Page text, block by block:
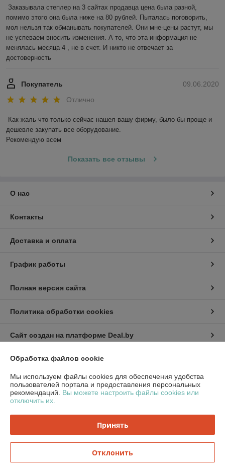
Заказывала степлер на 3 сайтах продавца цена была разной,
помимо этого она была ниже на 80 рублей. Пыталась поговорить,
мол нельзя так обманывать покупателей. Они мне-цены растут, мы
не успеваем вносить изменения. А то, что эта информация не
менялась месяца 4 , не в счет. И никто не отвечает за
достоверность
09.06.2020
Покупатель
Отлично
Как жаль что только сейчас нашел вашу фирму, было бы проще и
дешевле закупать все оборудование.
Рекомендую всем
Показать все отзывы
О нас
Контакты
Доставка и оплата
График работы
Полная версия сайта
Политика обработки cookies
Сайт создан на платформе Deal.by
Юридическое лицо:ООО «ПринтТоргБел»
220014, Республика Беларусь, г. Минск, Ковалевской, д.54, корп.1, каб.
303-144
Регистрационный номер ЕГР: 193734220
Регистрационный орган: Минский Горисполком
Дата регистрации компании: 08.01.2024
Обработка файлов cookie
Мы используем файлы cookies для обеспечения удобства
пользователей портала и предоставления персональных
рекомендаций. Вы можете настроить файлы cookies или
отключить их.
Принять
Отклонить